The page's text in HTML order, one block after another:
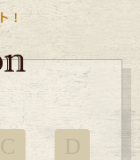
goods
bicycle
！